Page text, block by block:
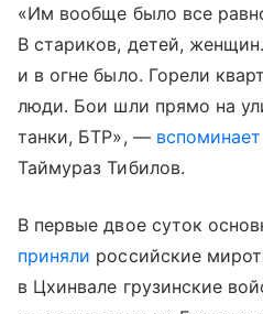
«Им вообще было все
В стариков, детей,
и в огне было. Горели
люди. Бои шли прямо на
танки, БТР», — вспоминает
Таймураз Тибилов.
В первые двое суток
приняли российские
в Цхинвале грузинские